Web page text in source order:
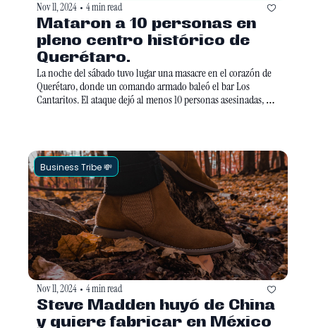
Nov 11, 2024 • 4 min read
Mataron a 10 personas en
pleno centro histórico de
La noche del sábado tuvo lugar una masacre en el corazón de
Querétaro, donde un comando armado baleó el bar Los
Cantaritos. El ataque dejó al menos 10 personas asesinadas,
Business Tribe 💸
Nov 11, 2024 • 4 min read
Steve Madden huyó de China